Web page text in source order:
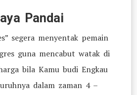
Pandai
segera menyentak pemain
guna mencabut watak di
bila Kamu budi Engkau
dalam zaman 4 –